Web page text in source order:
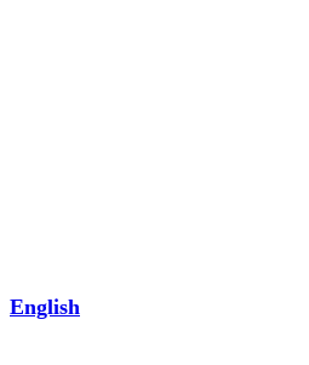
English